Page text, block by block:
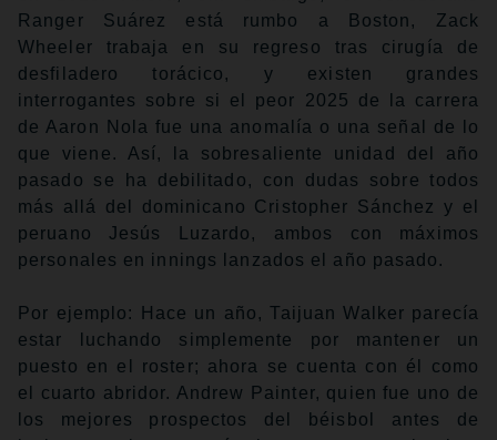
Ranger Suárez está rumbo a Boston, Zack
Wheeler trabaja en su regreso tras cirugía de
desfiladero torácico, y existen grandes
interrogantes sobre si el peor 2025 de la carrera
de Aaron Nola fue una anomalía o una señal de lo
que viene. Así, la sobresaliente unidad del año
pasado se ha debilitado, con dudas sobre todos
más allá del dominicano Cristopher Sánchez y el
peruano Jesús Luzardo, ambos con máximos
personales en innings lanzados el año pasado.
Por ejemplo: Hace un año, Taijuan Walker parecía
estar luchando simplemente por mantener un
puesto en el roster; ahora se cuenta con él como
el cuarto abridor. Andrew Painter, quien fue uno de
los mejores prospectos del béisbol antes de